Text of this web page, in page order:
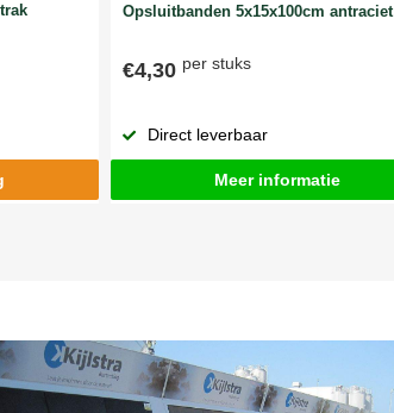
Opsluitbanden 5x15x100cm antraciet
€4,30 per stuks
Direct leverbaar
Meer informatie